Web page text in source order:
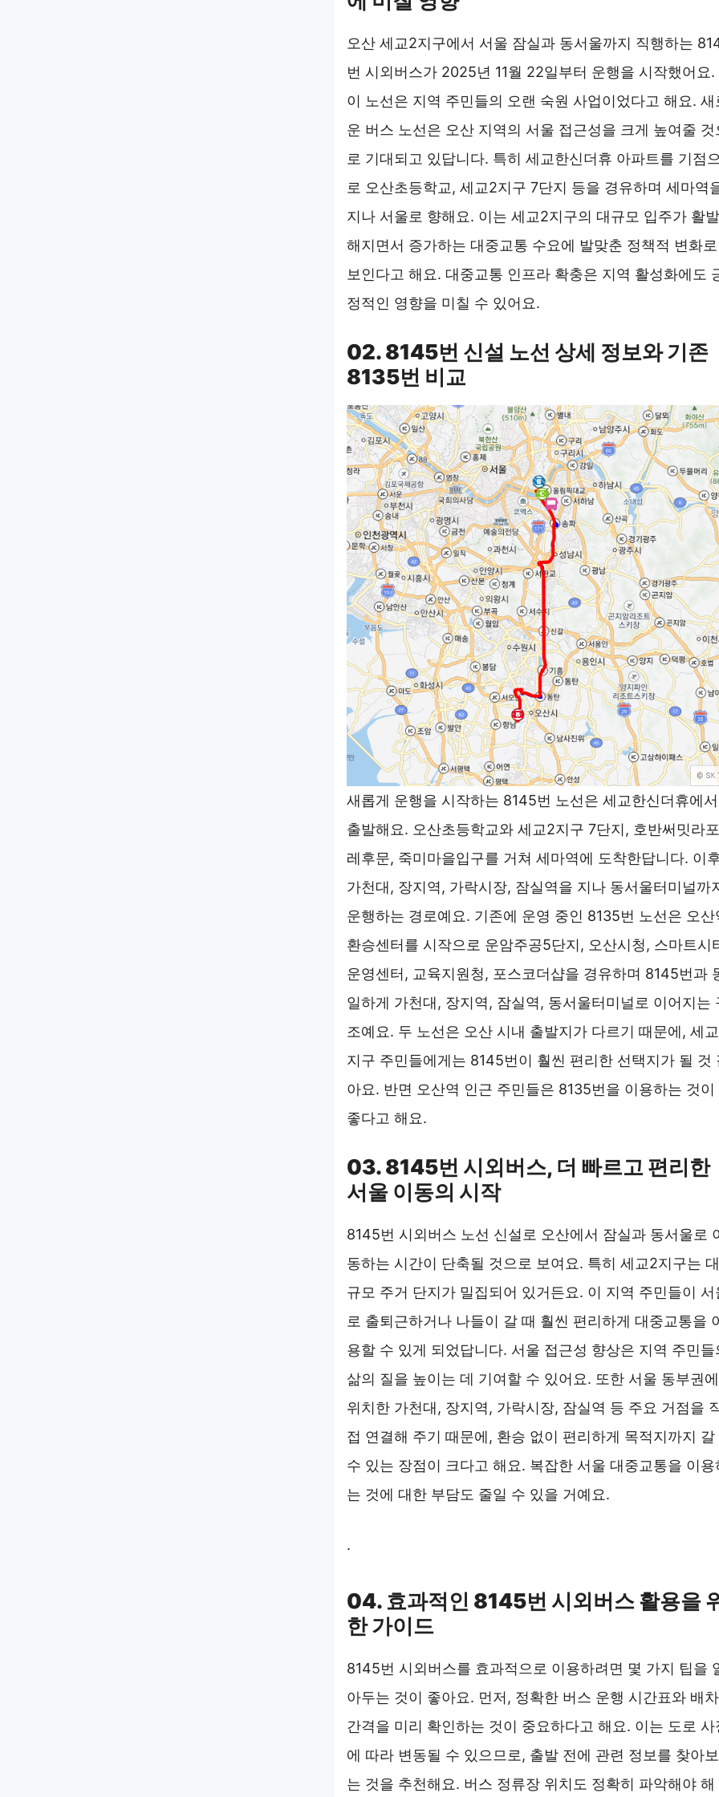
오산 세교2지구에서 서울 잠실과 동서울까지 직행하는
번 시외버스가 2025년 11월 22일부터 운행을 시작했어요.
이 노선은 지역 주민들의 오랜 숙원 사업이었다고 해요. 새
운 버스 노선은 오산 지역의 서울 접근성을 크게 높여줄 것
로 기대되고 있답니다. 특히 세교한신더휴 아파트를 기점으
로 오산초등학교, 세교2지구 7단지 등을 경유하며 세마역
지나 서울로 향해요. 이는 세교2지구의 대규모 입주가 활발
해지면서 증가하는 대중교통 수요에 발맞춘 정책적 변화로
보인다고 해요. 대중교통 인프라 확충은 지역 활성화에도
정적인 영향을 미칠 수 있어요.
02. 8145번 신설 노선 상세 정보와 기존
8135번 비교
새롭게 운행을 시작하는 8145번 노선은 세교한신더휴에서
출발해요. 오산초등학교와 세교2지구 7단지, 호반써밋라포
레후문, 죽미마을입구를 거쳐 세마역에 도착한답니다. 이
가천대, 장지역, 가락시장, 잠실역을 지나 동서울터미널까
운행하는 경로예요. 기존에 운영 중인 8135번 노선은 오산
환승센터를 시작으로 운암주공5단지, 오산시청, 스마트시
운영센터, 교육지원청, 포스코더샵을 경유하며 8145번과
일하게 가천대, 장지역, 잠실역, 동서울터미널로 이어지는
조예요. 두 노선은 오산 시내 출발지가 다르기 때문에, 세
지구 주민들에게는 8145번이 훨씬 편리한 선택지가 될 것
아요. 반면 오산역 인근 주민들은 8135번을 이용하는 것이
좋다고 해요.
03. 8145번 시외버스, 더 빠르고 편리한
서울 이동의 시작
8145번 시외버스 노선 신설로 오산에서 잠실과 동서울로
동하는 시간이 단축될 것으로 보여요. 특히 세교2지구는 대
규모 주거 단지가 밀집되어 있거든요. 이 지역 주민들이 서
로 출퇴근하거나 나들이 갈 때 훨씬 편리하게 대중교통을
용할 수 있게 되었답니다. 서울 접근성 향상은 지역 주민들
삶의 질을 높이는 데 기여할 수 있어요. 또한 서울 동부권에
위치한 가천대, 장지역, 가락시장, 잠실역 등 주요 거점을
접 연결해 주기 때문에, 환승 없이 편리하게 목적지까지 갈
수 있는 장점이 크다고 해요. 복잡한 서울 대중교통을 이용
는 것에 대한 부담도 줄일 수 있을 거예요.
.
04. 효과적인 8145번 시외버스 활용을
한 가이드
8145번 시외버스를 효과적으로 이용하려면 몇 가지 팁을
아두는 것이 좋아요. 먼저, 정확한 버스 운행 시간표와 배차
간격을 미리 확인하는 것이 중요하다고 해요. 이는 도로 사
에 따라 변동될 수 있으므로, 출발 전에 관련 정보를 찾아보
는 것을 추천해요. 버스 정류장 위치도 정확히 파악해야 해